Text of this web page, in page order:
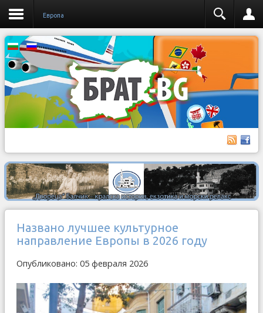
Европа
Названо лучшее культурное
направление Европы в 2026 году
Опубликовано: 05 февраля 2026